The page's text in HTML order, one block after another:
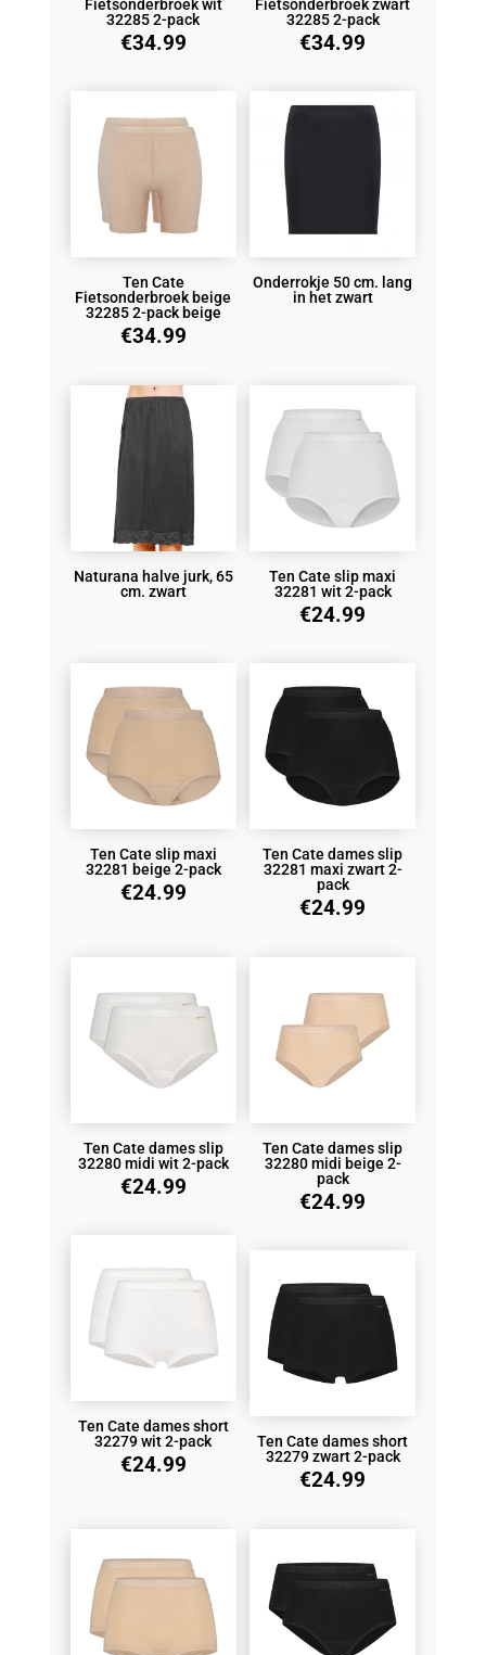
Fietsonderbroek wit
32285 2-pack
€34.99
Fietsonderbroek zwart
32285 2-pack
€34.99
Ten Cate
Fietsonderbroek beige
32285 2-pack beige
€34.99
Onderrokje 50 cm. lang
in het zwart
Naturana halve jurk, 65
cm. zwart
Ten Cate slip maxi
32281 wit 2-pack
€24.99
Ten Cate slip maxi
32281 beige 2-pack
€24.99
Ten Cate dames slip
32281 maxi zwart 2-
pack
€24.99
Ten Cate dames slip
32280 midi wit 2-pack
€24.99
Ten Cate dames slip
32280 midi beige 2-
pack
€24.99
Ten Cate dames short
32279 wit 2-pack
€24.99
Ten Cate dames short
32279 zwart 2-pack
€24.99